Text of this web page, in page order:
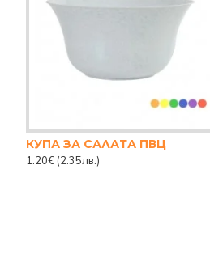
КУПА ЗА САЛАТА ПВЦ
1.20€ (2.35лв.)